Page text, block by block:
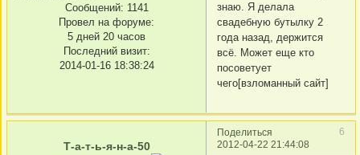
Сообщений: 1141
Провел на форуме:
5 дней 20 часов
Последний визит:
2014-01-16 18:38:24
знаю. Я делала
свадебную бутылку 2
года назад, держится
всё. Может еще кто
посоветует
чего[взломанный сайт]
Поделиться
6
2012-04-22 21:44:08
Т-а-т-ь-я-н-а-50